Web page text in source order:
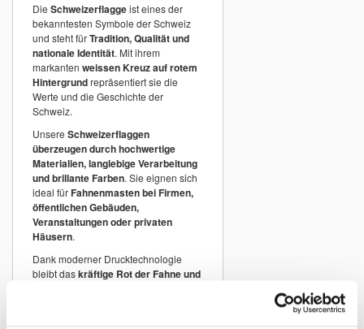
Die Schweizerflaggeist eines der
bekanntesten Symbole der Schweiz
und steht fürTradition, Qualität und
nationale Identität. Mit ihrem
markanten weissen Kreuz auf rotem
Hintergrundrepräsentiert sie die
Werte und die Geschichte der
Schweiz.
Unsere Schweizerflaggen
überzeugen durch hochwertige
Materialien, langlebige Verarbeitung
und brillante Farben. Sie eignen sich
ideal fürFahnenmasten bei Firmen,
öffentlichen Gebäuden,
Veranstaltungen oder privaten
Häusern.
Dank moderner Drucktechnologie
bleibt daskräftige Rot der Fahne und